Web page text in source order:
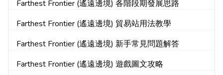
Farthest Frontier (遙遠邊境) 各階段期發展思路
Farthest Frontier (遙遠邊境) 貿易站用法教學
Farthest Frontier (遙遠邊境) 新手常見問題解答
Farthest Frontier (遙遠邊境) 遊戲圖文攻略